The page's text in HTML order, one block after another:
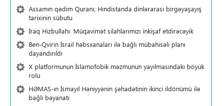
Assamın qədim Quranı; Hindistanda dinlərarası birgəyaşayış
tarixinin sübutu
İraq Hizbullahı: Müqavimət silahlarımızı inkişaf etdirəcəyik
Ben-Qvirin İsrail həbsxanaları ilə bağlı mübahisəli planı
dayandırıldı
X platformunun İslamofobik məzmunun yayılmasındakı böyük
rolu
HƏMAS-ın İsmayıl Həniyyənin şəhadətinin ikinci ildönümü ilə
bağlı bəyanatı